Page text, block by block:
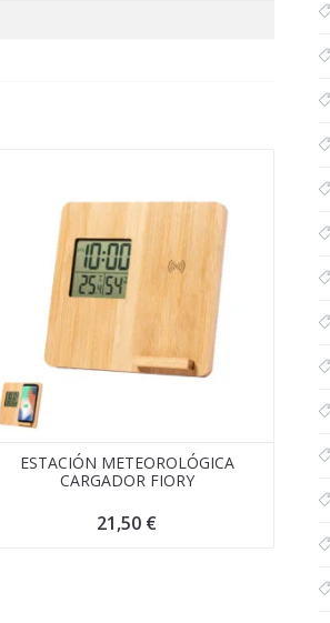
ESTACIÓN METEOROLÓGICA
CARGADOR FIORY
21,50 €